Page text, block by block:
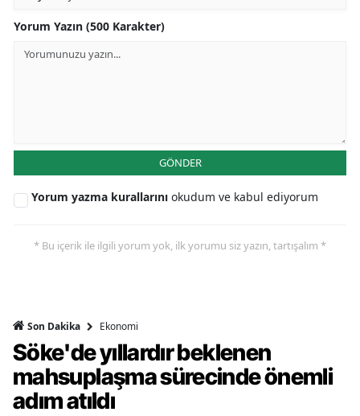
Yorum Yazın (500 Karakter)
GÖNDER
Yorum yazma kurallarını okudum ve kabul ediyorum
* Bu içerik ile ilgili yorum yok, ilk yorumu siz yazın, tartışalım *
Son Dakika Ekonomi
Söke'de yıllardır beklenen
mahsuplaşma sürecinde önemli
adım atıldı